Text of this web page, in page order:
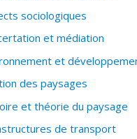
des paysages
et théorie du paysage
sociologiques
et médiation
et
des paysages
et théorie du paysage
de transport